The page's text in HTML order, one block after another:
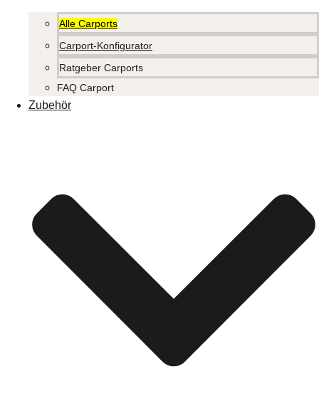
Alle Carports
Carport-Konfigurator
Ratgeber Carports
FAQ Carport
Zubehör